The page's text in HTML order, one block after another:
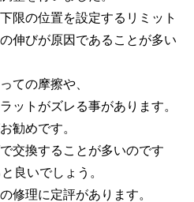
限の位置を設定するリミット
伸びが原因であることが多い
ての摩擦や、
ットがズレる事があります。
勧めです。
交換することが多いのです
良いでしょう。
修理に定評があります。